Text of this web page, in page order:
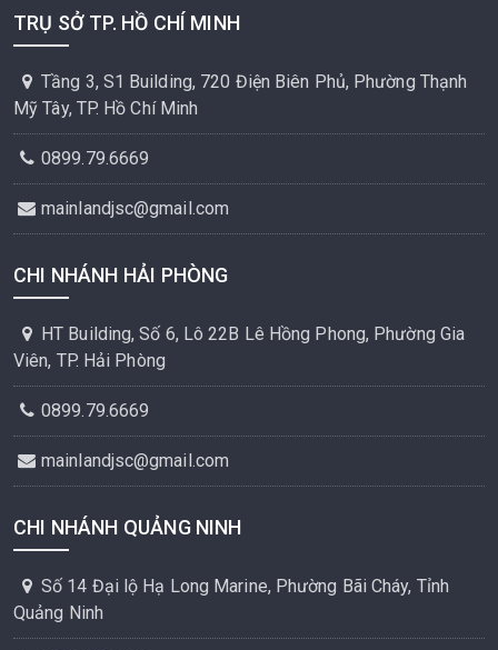
TRỤ SỞ TP. HỒ CHÍ MINH
Tầng 3, S1 Building, 720 Điện Biên Phủ, Phường Thạnh
Mỹ Tây, TP. Hồ Chí Minh
0899.79.6669
mainlandjsc@gmail.com
CHI NHÁNH HẢI PHÒNG
HT Building, Số 6, Lô 22B Lê Hồng Phong, Phường Gia
Viên, TP. Hải Phòng
0899.79.6669
mainlandjsc@gmail.com
CHI NHÁNH QUẢNG NINH
Số 14 Đại lộ Hạ Long Marine, Phường Bãi Cháy, Tỉnh
Quảng Ninh